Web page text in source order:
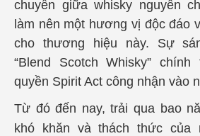
chuyển giữa whisky nguyên
làm nên một hương vị độc đáo
cho thương hiệu này. Sự
“Blend Scotch Whisky”
quyền Spirit Act công nhận vào
Từ đó đến nay, trải qua bao
khó khăn và thách thức của